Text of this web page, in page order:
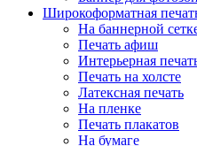
Широкоформатная
На баннерной
Печать афиш
Интерьерная
Печать на холсте
Латексная печать
На пленке
Печать плакатов
На бумаге